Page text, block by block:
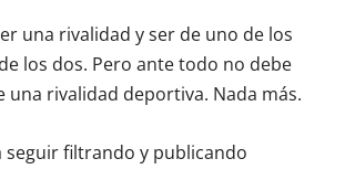
una rivalidad y ser de uno de los
los dos. Pero ante todo no debe
una rivalidad deportiva. Nada más.
seguir filtrando y publicando